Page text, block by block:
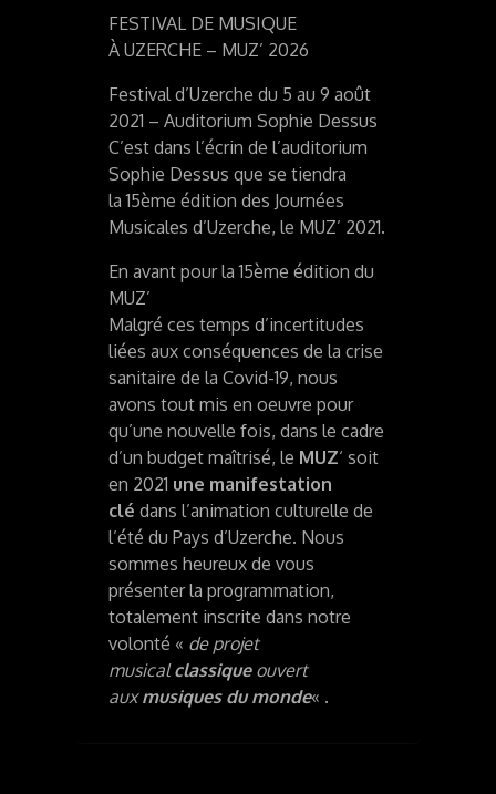
FESTIVAL DE MUSIQUE
À UZERCHE – MUZ’ 2026
Festival d’Uzerche du 5 au 9 août
2021 – Auditorium Sophie Dessus
C’est dans l’écrin de l’auditorium
Sophie Dessus que se tiendra
la 15ème édition des Journées
Musicales d’Uzerche, le MUZ’ 2021.
En avant pour la 15ème édition du
MUZ’
Malgré ces temps d’incertitudes
liées aux conséquences de la crise
sanitaire de la Covid-19, nous
avons tout mis en oeuvre pour
qu’une nouvelle fois, dans le cadre
d’un budget maîtrisé, le MUZ‘ soit
en 2021 une manifestation
clé dans l’animation culturelle de
l’été du Pays d’Uzerche. Nous
sommes heureux de vous
présenter la programmation,
totalement inscrite dans notre
volonté « de projet
musicalclassiqueouvert
auxmusiques du monde« .